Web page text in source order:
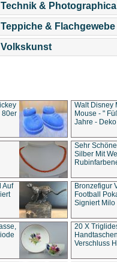
Technik & Photographica
Teppiche & Flachgewebe
Volkskunst
80er
Walt Disney
Mouse - "
Jahre - Deko
Sehr
Silber Mit
Auf
Bronzefigur
Football
Signiert Milo
20 X
Verschluss